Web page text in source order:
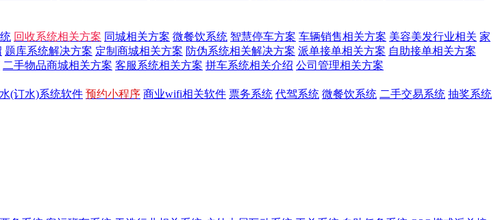
回收系统相关方案 同城相关方案 微餐饮系统 智慧停车方案 车辆销售相关方案 美容美发行业相关 家
题库系统解决方案 定制商城相关方案 防伪系统相关解决方案 派单接单相关方案 自助接单相关方案
二手物品商城相关方案 客服系统相关方案 拼车系统相关介绍 公司管理相关方案
(订水)系统软件 预约小程序 商业wifi相关软件 票务系统 代驾系统 微餐饮系统 二手交易系统 抽奖系统